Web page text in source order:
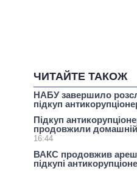
ЧИТАЙТЕ ТАКОЖ
НАБУ завершило
підкуп
Підкуп
продовжили
16:44
ВАКС продовжив
підкупі